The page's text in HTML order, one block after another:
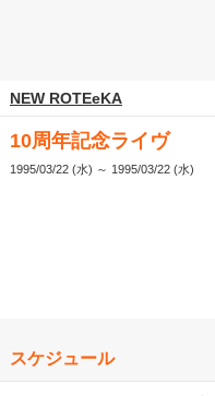
NEW ROTEeKA
10周年記念ライヴ
1995/03/22 (水) ～ 1995/03/22 (水)
スケジュール